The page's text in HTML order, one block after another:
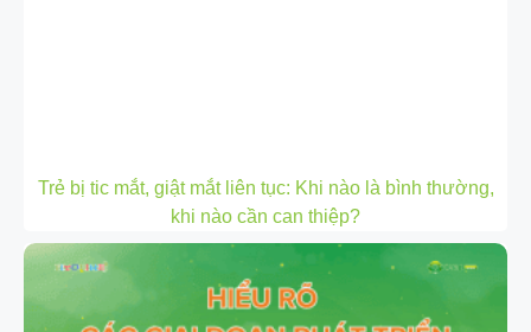
Trẻ bị tic mắt, giật mắt liên tục: Khi nào là bình thường,
khi nào cần can thiệp?